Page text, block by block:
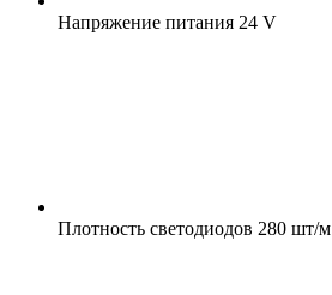
Напряжение питания 24 V
Плотность светодиодов 280 шт/м